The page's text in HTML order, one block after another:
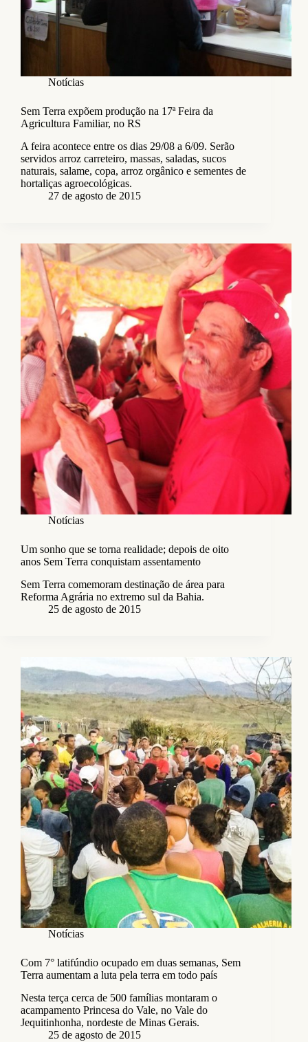
Notícias
Sem Terra expõem produção na 17ª Feira da
Agricultura Familiar, no RS
A feira acontece entre os dias 29/08 a 6/09. Serão
servidos arroz carreteiro, massas, saladas, sucos
naturais, salame, copa, arroz orgânico e sementes de
hortaliças agroecológicas.
27 de agosto de 2015
Notícias
Um sonho que se torna realidade; depois de oito
anos Sem Terra conquistam assentamento
Sem Terra comemoram destinação de área para
Reforma Agrária no extremo sul da Bahia.
25 de agosto de 2015
Notícias
Com 7° latifúndio ocupado em duas semanas, Sem
Terra aumentam a luta pela terra em todo país
Nesta terça cerca de 500 famílias montaram o
acampamento Princesa do Vale, no Vale do
Jequitinhonha, nordeste de Minas Gerais.
25 de agosto de 2015